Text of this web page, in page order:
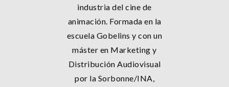
industria del cine de
animación. Formada en la
escuela Gobelins y con un
máster en Marketing y
Distribución Audiovisual
por la Sorbonne/INA,